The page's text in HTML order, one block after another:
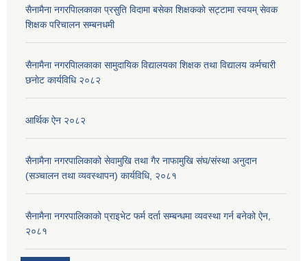
सैनामैना नगरपािलकाका प्रसुति विदामा बसेका शिक्षककाे सट्टामा स्वयम् सेवक
शिक्षक परिचालन सम्बनधमी
सैनामैना नगरपािलकाका सामुदायिक विद्यालयका शिक्षक तथा विद्यालय कर्मचारी
छनाेट कार्यविधि २०८२
आर्थिक ऐन २०८२
सैनामैना नगरपालिकाको सेवामुखि तथा गैर नाफामुखि संघ/संस्था अनुदान
(सञ्चालन तथा व्यवस्थापन) कार्यविधि, २०८१
सैनामैना नगरपालिकाको प्राइभेट फर्म दर्ता सम्बन्धमा व्यवस्था गर्न बनेको ऐन,
२०८१